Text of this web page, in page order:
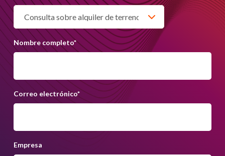
Nombre completo*
Correo electrónico*
Empresa